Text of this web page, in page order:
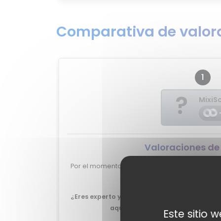
Comparativa de
1
?
Valoraciones
Por el momento no tenemos valoraciones de
¿Eres experto y quieres que tu review del
aquí?
No lo dudes más, y ponte en
Este sitio